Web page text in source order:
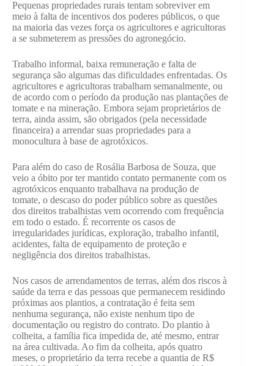
Pequenas propriedades rurais tentam sobreviver em
meio à falta de incentivos dos poderes públicos, o que
na maioria das vezes força os agricultores e agricultoras
a se submeterem as pressões do agronegócio.
Trabalho informal, baixa remuneração e falta de
segurança são algumas das dificuldades enfrentadas. Os
agricultores e agricultoras trabalham semanalmente, ou
de acordo com o período da produção nas plantações de
tomate e na mineração. Embora sejam proprietários de
terra, ainda assim, são obrigados (pela necessidade
financeira) a arrendar suas propriedades para a
monocultura à base de agrotóxicos.
Para além do caso de Rosália Barbosa de Souza, que
veio a óbito por ter mantido contato permanente com os
agrotóxicos enquanto trabalhava na produção de
tomate, o descaso do poder público sobre as questões
dos direitos trabalhistas vem ocorrendo com frequência
em todo o estado. É recorrente os casos de
irregularidades jurídicas, exploração, trabalho infantil,
acidentes, falta de equipamento de proteção e
negligência dos direitos trabalhistas.
Nos casos de arrendamentos de terras, além dos riscos à
saúde da terra e das pessoas que permanecem residindo
próximas aos plantios, a contratação é feita sem
nenhuma segurança, não existe nenhum tipo de
documentação ou registro do contrato. Do plantio à
colheita, a família fica impedida de, até mesmo, entrar
na área cultivada. Ao fim da colheita, após quatro
meses, o proprietário da terra recebe a quantia de R$